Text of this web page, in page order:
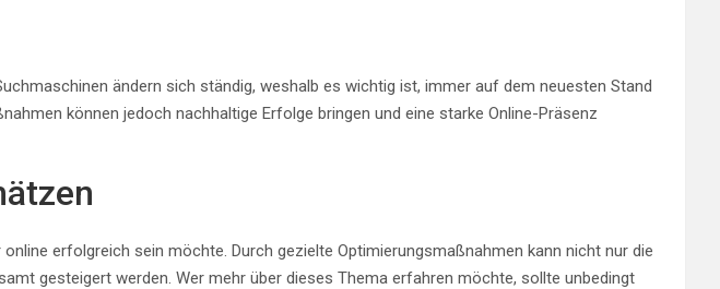
ändern sich ständig, weshalb es wichtig ist, immer auf dem neuesten Stand
können jedoch nachhaltige Erfolge bringen und eine starke Online-Präsenz
erfolgreich sein möchte. Durch gezielte Optimierungsmaßnahmen kann nicht nur die
gesteigert werden. Wer mehr über dieses Thema erfahren möchte, sollte unbedingt